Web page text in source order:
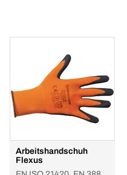
Arbeitshandschuh
Flexus